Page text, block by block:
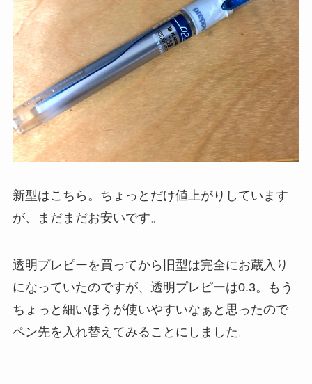
新型はこちら。ちょっとだけ値上がりしています
が、まだまだお安いです。
透明プレピーを買ってから旧型は完全にお蔵入り
になっていたのですが、透明プレピーは0.3。もう
ちょっと細いほうが使いやすいなぁと思ったので
ペン先を入れ替えてみることにしました。